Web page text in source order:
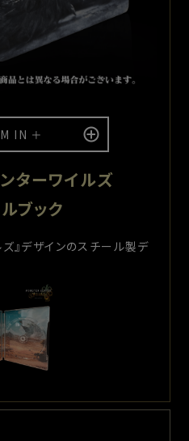
人的に刺さったのかなと思いま
に進化してきたゲーム性がワイ
は既存公開情報とオープンベー
り、新たな体験が出来ることを
予約頂いた、そして購入を検討さ
プコンさんと話し合った結果、自
待たせすることになってしまいま
イメージのみの現段階で購入に
頭が下がる思いです。本当に感
けて尽力しておりますので、ゲ
有り難いです。
IN ＋
ターワイルズ
ブック
』デザインのスチール製デ